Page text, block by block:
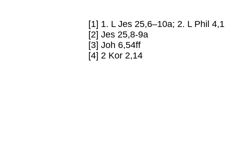
[1] 1. L Jes 25,6–10a; 2. L Phil
[2] Jes 25,8-9a
[3] Joh 6,54ff
[4] 2 Kor 2,14